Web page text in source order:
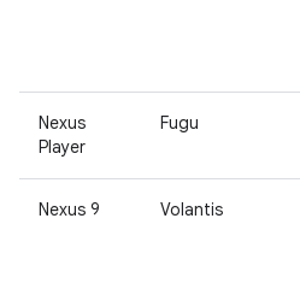
Nexus
Player
Fugu
Nexus 9 Volantis